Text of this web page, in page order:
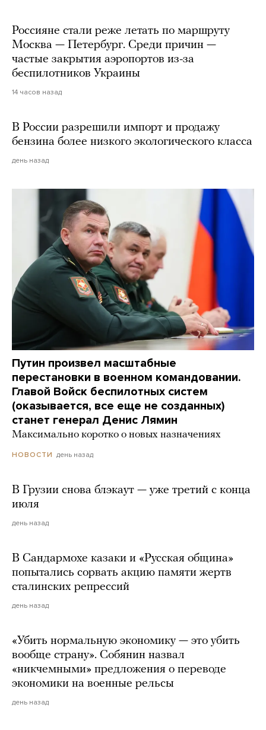
Россияне стали реже летать по маршруту
Москва — Петербург. Среди причин —
частые закрытия аэропортов из-за
беспилотников Украины
14 часов назад
В России разрешили импорт и продажу
бензина более низкого экологического класса
день назад
Путин произвел масштабные
перестановки в военном командовании.
Главой Войск беспилотных систем
(оказывается, все еще не созданных)
станет генерал Денис Лямин
Максимально коротко о новых назначениях
НОВОСТИ день назад
В Грузии снова блэкаут — уже третий с конца
июля
день назад
В Сандармохе казаки и «Русская община»
попытались сорвать акцию памяти жертв
сталинских репрессий
день назад
«Убить нормальную экономику — это убить
вообще страну». Собянин назвал
«никчемными» предложения о переводе
экономики на военные рельсы
день назад